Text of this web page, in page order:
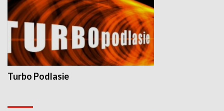
Turbo Podlasie